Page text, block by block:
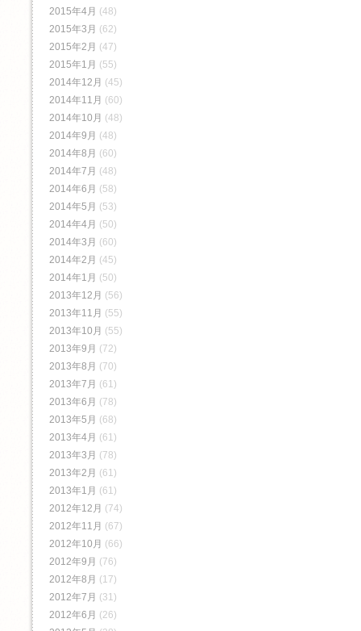
2015年4月 (48)
2015年3月 (62)
2015年2月 (47)
2015年1月 (55)
2014年12月 (45)
2014年11月 (60)
2014年10月 (48)
2014年9月 (48)
2014年8月 (60)
2014年7月 (48)
2014年6月 (58)
2014年5月 (53)
2014年4月 (50)
2014年3月 (60)
2014年2月 (45)
2014年1月 (50)
2013年12月 (56)
2013年11月 (55)
2013年10月 (55)
2013年9月 (72)
2013年8月 (70)
2013年7月 (61)
2013年6月 (78)
2013年5月 (68)
2013年4月 (61)
2013年3月 (78)
2013年2月 (61)
2013年1月 (61)
2012年12月 (74)
2012年11月 (67)
2012年10月 (66)
2012年9月 (76)
2012年8月 (17)
2012年7月 (31)
2012年6月 (26)